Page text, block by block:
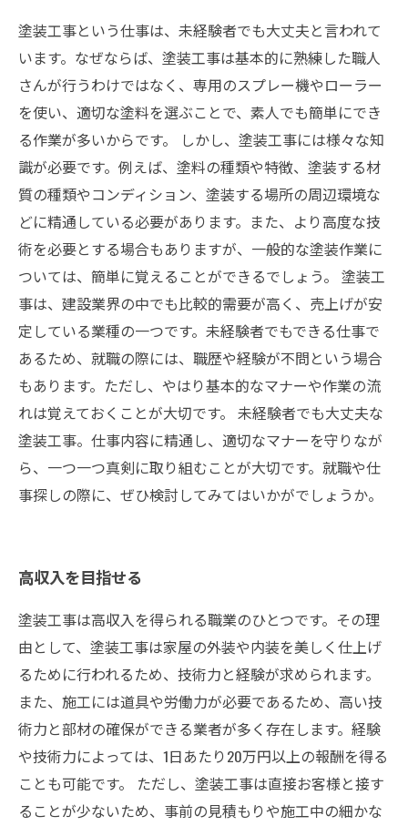
塗装工事という仕事は、未経験者でも大丈夫と言われて
います。なぜならば、塗装工事は基本的に熟練した職人
さんが行うわけではなく、専用のスプレー機やローラー
を使い、適切な塗料を選ぶことで、素人でも簡単にでき
る作業が多いからです。 しかし、塗装工事には様々な知
識が必要です。例えば、塗料の種類や特徴、塗装する材
質の種類やコンディション、塗装する場所の周辺環境な
どに精通している必要があります。また、より高度な技
術を必要とする場合もありますが、一般的な塗装作業に
ついては、簡単に覚えることができるでしょう。 塗装工
事は、建設業界の中でも比較的需要が高く、売上げが安
定している業種の一つです。未経験者でもできる仕事で
あるため、就職の際には、職歴や経験が不問という場合
もあります。ただし、やはり基本的なマナーや作業の流
れは覚えておくことが大切です。 未経験者でも大丈夫な
塗装工事。仕事内容に精通し、適切なマナーを守りなが
ら、一つ一つ真剣に取り組むことが大切です。就職や仕
事探しの際に、ぜひ検討してみてはいかがでしょうか。
高収入を目指せる
塗装工事は高収入を得られる職業のひとつです。その理
由として、塗装工事は家屋の外装や内装を美しく仕上げ
るために行われるため、技術力と経験が求められます。
また、施工には道具や労働力が必要であるため、高い技
術力と部材の確保ができる業者が多く存在します。経験
や技術力によっては、1日あたり20万円以上の報酬を得る
ことも可能です。 ただし、塗装工事は直接お客様と接す
ることが少ないため、事前の見積もりや施工中の細かな